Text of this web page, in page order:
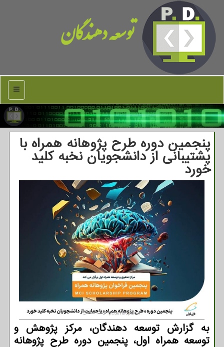
توسعه دهندگان
منو
پنجمین دوره طرح پژوهانه همراه با
پشتیبانی از دانشجویان نخبه کلید
خورد
به گزارش توسعه دهندگان، مرکز پژوهش و
توسعه همراه اول، پنجمین دوره طرح پژوهانه